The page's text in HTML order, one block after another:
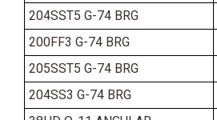
204SST5 G-74 BRG
200FF3 G-74 BRG
205SST5 G-74 BRG
204SS3 G-74 BRG